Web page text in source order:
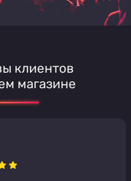
клиентов
магазине